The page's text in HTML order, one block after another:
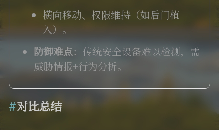
横向移动、权限维持（如后门植
入）。
防御难点：传统安全设备难以检测，需
威胁情报+行为分析。
对比总结